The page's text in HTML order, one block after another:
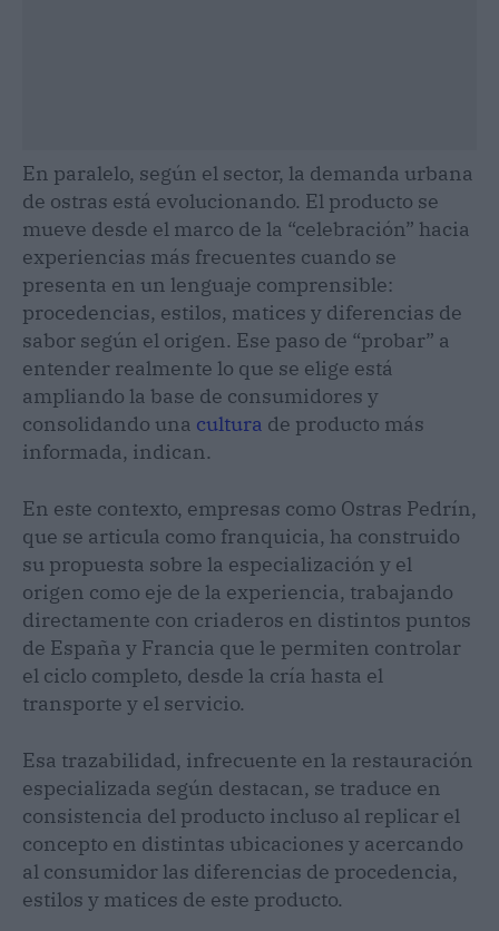
En paralelo, según el sector, la demanda urbana
de ostras está evolucionando. El producto se
mueve desde el marco de la “celebración” hacia
experiencias más frecuentes cuando se
presenta en un lenguaje comprensible:
procedencias, estilos, matices y diferencias de
sabor según el origen. Ese paso de “probar” a
entender realmente lo que se elige está
ampliando la base de consumidores y
consolidando una cultura de producto más
informada, indican.
En este contexto, empresas como Ostras Pedrín,
que se articula como franquicia, ha construido
su propuesta sobre la especialización y el
origen como eje de la experiencia, trabajando
directamente con criaderos en distintos puntos
de España y Francia que le permiten controlar
el ciclo completo, desde la cría hasta el
transporte y el servicio.
Esa trazabilidad, infrecuente en la restauración
especializada según destacan, se traduce en
consistencia del producto incluso al replicar el
concepto en distintas ubicaciones y acercando
al consumidor las diferencias de procedencia,
estilos y matices de este producto.